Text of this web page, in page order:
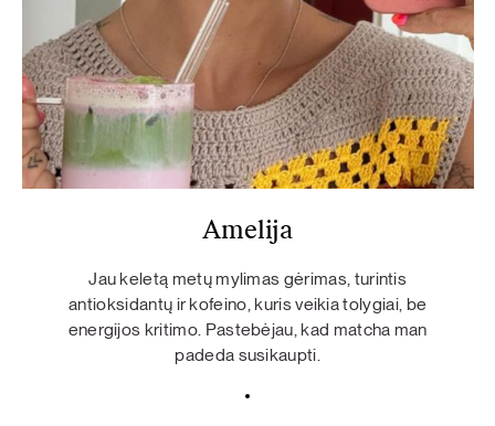
Amelija
Jau keletą metų mylimas gėrimas, turintis
antioksidantų ir kofeino, kuris veikia tolygiai, be
energijos kritimo. Pastebėjau, kad matcha man
padeda susikaupti.